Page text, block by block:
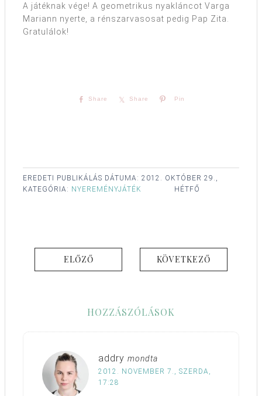
A játéknak vége! A geometrikus nyakláncot Varga
Mariann nyerte, a rénszarvasosat pedig Pap Zita.
Gratulálok!
Share Share Pin
EREDETI PUBLIKÁLÁS DÁTUMA: 2012. OKTÓBER 29.,
HÉTFŐ
KATEGÓRIA: NYEREMÉNYJÁTÉK
ELŐZŐ KÖVETKEZŐ
HOZZÁSZÓLÁSOK
addry mondta
2012. NOVEMBER 7., SZERDA,
17:28